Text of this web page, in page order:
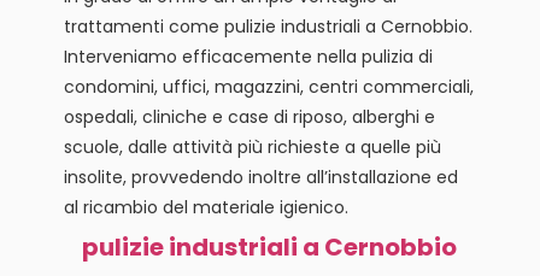
trattamenti come pulizie industriali a Cernobbio.
Interveniamo efficacemente nella pulizia di
condomini, uffici, magazzini, centri commerciali,
ospedali, cliniche e case di riposo, alberghi e
scuole, dalle attività più richieste a quelle più
insolite, provvedendo inoltre all’installazione ed
al ricambio del materiale igienico.
pulizie industriali a Cernobbio